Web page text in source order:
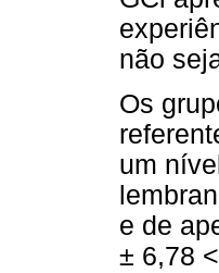
não
Os
um
e de
± 6,78